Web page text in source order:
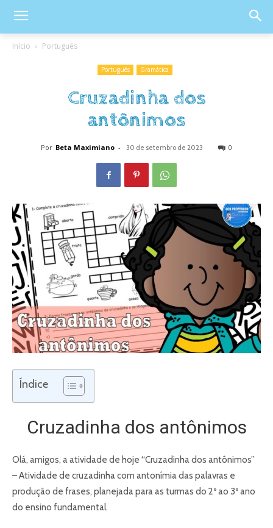
Início Português
Português Gramática
Cruzadinha dos
antônimos
Por Beta Maximiano - 30 de setembro de 2023 0
Índice
Cruzadinha dos antônimos
Olá, amigos, a atividade de hoje “Cruzadinha dos antônimos”
– Atividade de cruzadinha com antonímia das palavras e
produção de frases, planejada para as turmas do 2º ao 3º ano
do ensino fundamental.